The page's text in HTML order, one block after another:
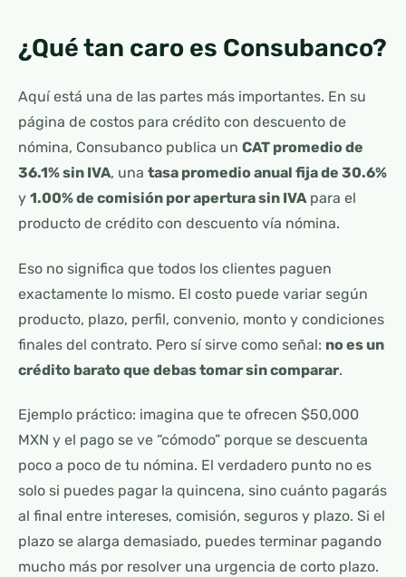
¿Qué tan caro es Consubanco?
Aquí está una de las partes más importantes. En su
página de costos para crédito con descuento de
nómina, Consubanco publica un CAT promedio de
36.1% sin IVA, una tasa promedio anual fija de 30.6%
y 1.00% de comisión por apertura sin IVApara el
producto de crédito con descuento vía nómina.
Eso no significa que todos los clientes paguen
exactamente lo mismo. El costo puede variar según
producto, plazo, perfil, convenio, monto y condiciones
finales del contrato. Pero sí sirve como señal: no es un
crédito barato que debas tomar sin comparar.
Ejemplo práctico: imagina que te ofrecen $50,000
MXN y el pago se ve “cómodo” porque se descuenta
poco a poco de tu nómina. El verdadero punto no es
solo si puedes pagar la quincena, sino cuánto pagarás
al final entre intereses, comisión, seguros y plazo. Si el
plazo se alarga demasiado, puedes terminar pagando
mucho más por resolver una urgencia de corto plazo.